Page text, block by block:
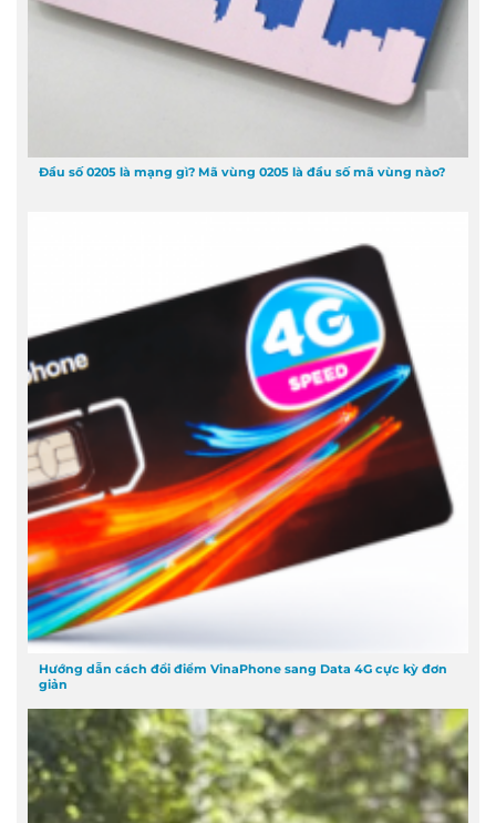
Đầu số 0205 là mạng gì? Mã vùng 0205 là đầu số mã vùng nào?
Hướng dẫn cách đổi điểm VinaPhone sang Data 4G cực kỳ đơn
giản